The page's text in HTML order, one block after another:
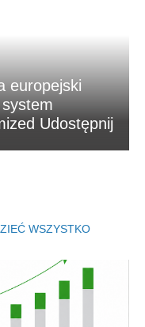
europejski
Udostępnij
WSZYSTKO